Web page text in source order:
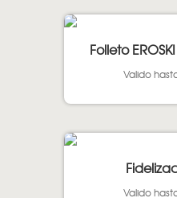
Folleto
Valido
Valido